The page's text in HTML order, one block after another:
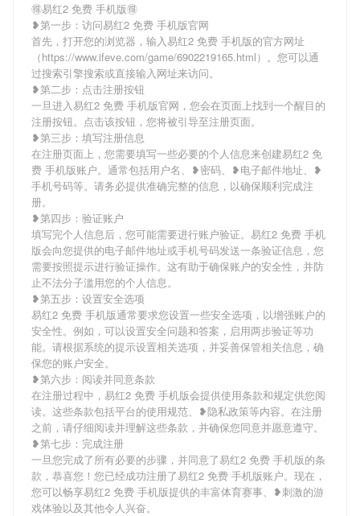
🉐易红2 免费 手机版🉐
❥第一步：访问易红2 免费 手机版官网
首先，打开您的浏览器，输入易红2 免费 手机版的官方网址
（https://www.ifeve.com/game/6902219165.html）。您可以通
过搜索引擎搜索或直接输入网址来访问。
❥第二步：点击注册按钮
一旦进入易红2 免费 手机版官网，您会在页面上找到一个醒目的
注册按钮。点击该按钮，您将被引导至注册页面。
❥第三步：填写注册信息
在注册页面上，您需要填写一些必要的个人信息来创建易红2 免
费 手机版账户。通常包括用户名、❥密码、❥电子邮件地址、❥
手机号码等。请务必提供准确完整的信息，以确保顺利完成注
册。
❥第四步：验证账户
填写完个人信息后，您可能需要进行账户验证。易红2 免费 手机
版会向您提供的电子邮件地址或手机号码发送一条验证信息，您
需要按照提示进行验证操作。这有助于确保账户的安全性，并防
止不法分子滥用您的个人信息。
❥第五步：设置安全选项
易红2 免费 手机版通常要求您设置一些安全选项，以增强账户的
安全性。例如，可以设置安全问题和答案，启用两步验证等功
能。请根据系统的提示设置相关选项，并妥善保管相关信息，确
保您的账户安全。
❥第六步：阅读并同意条款
在注册过程中，易红2 免费 手机版会提供使用条款和规定供您阅
读。这些条款包括平台的使用规范、❥隐私政策等内容。在注册
之前，请仔细阅读并理解这些条款，并确保您同意并愿意遵守。
❥第七步：完成注册
一旦您完成了所有必要的步骤，并同意了易红2 免费 手机版的条
款，恭喜您！您已经成功注册了易红2 免费 手机版账户。现在，
您可以畅享易红2 免费 手机版提供的丰富体育赛事、❥刺激的游
戏体验以及其他令人兴奋。